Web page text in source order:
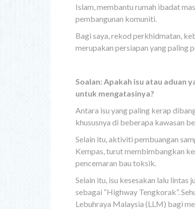
Islam, membantu rumah ibadat
pembangunan komuniti.
Bagi saya, rekod perkhidmatan,
merupakan persiapan yang paling
Soalan: Apakah isu atau aduan
untuk mengatasinya?
Antara isu yang paling kerap
khususnya di beberapa kawasan
Selain itu, aktiviti pembuangan
Kempas, turut membimbangkan
pencemaran bau toksik.
Selain itu, isu kesesakan lalu lintas
sebagai “Highway Tengkorak”.
Lebuhraya Malaysia (LLM) bagi